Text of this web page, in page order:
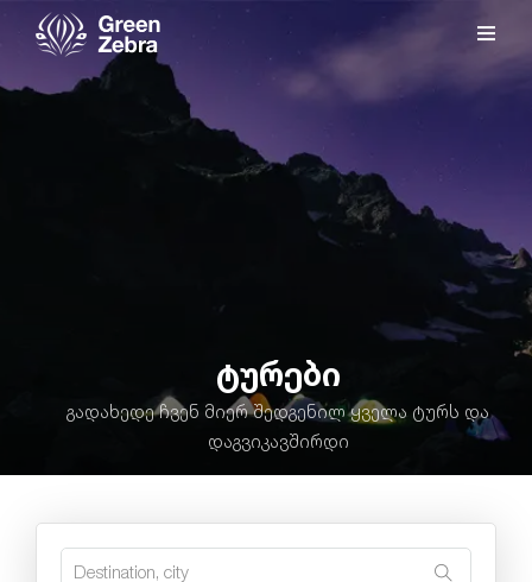
ტურები
გადახედე ჩვენ მიერ შედგენილ ყველა ტურს და
დაგვიკავშირდი